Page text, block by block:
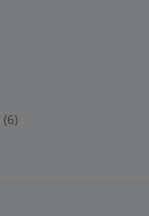
(6)